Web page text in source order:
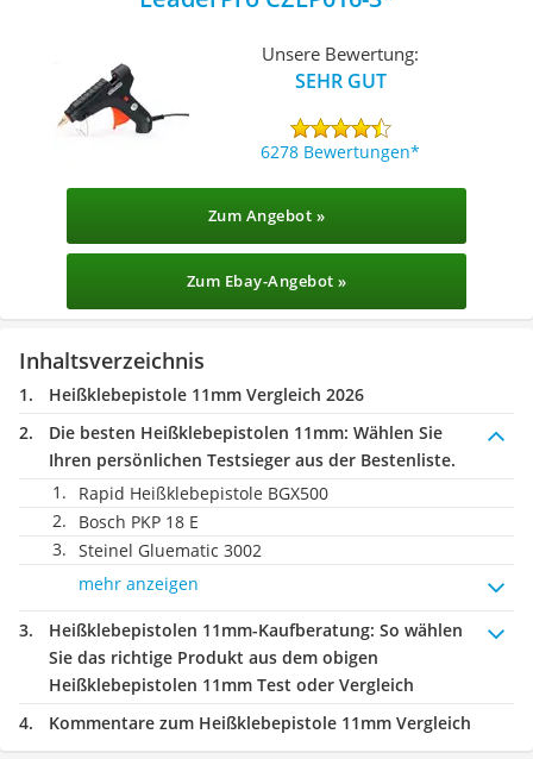
Unsere Bewertung:
SEHR GUT
6278 Bewertungen
Zum Angebot »
Zum Ebay-Angebot »
Inhaltsverzeichnis
Heißklebepistole 11mm Vergleich 2026
Die besten Heißklebepistolen 11mm: Wählen Sie
Ihren persönlichen Testsieger aus der Bestenliste.
Rapid Heißklebepistole BGX500
Bosch PKP 18 E
Steinel Gluematic 3002
mehr anzeigen
Heißklebepistolen 11mm-Kaufberatung: So wählen
Sie das richtige Produkt aus dem obigen
Heißklebepistolen 11mm Test oder Vergleich
Kommentare zum Heißklebepistole 11mm Vergleich